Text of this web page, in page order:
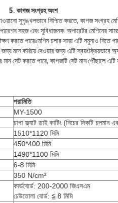
5. কাগজ সংগ্রহ অংশ
সুশৃঙ্খলভাবে নিশ্চিত করতে, কাগজ সংগ্রহ
সহজ এবং সুবিধাজনক. অপারেটর মেশিনের
করতে পারে৷মেশিন চলার সময় এটি নমুনাও
মনে করিয়ে দেওয়ার জন্য এটি স্বয়ংক্রিয়ভাবে
সেট করতে পারে, কাগজটি সেট মান পৌঁছালে এটি
পরামিতি
MY-1500
চাপা ফ্ল্যাট ডাই কাটিং (নিচের দিকটি চলমান
1510*1120 মিমি
450*400 মিমি
1490*1100 মিমি
6-8 মিমি
350 N/cm²
কার্ডবোর্ড: 200-2000 জিএসএম
ঢেউতোলা বোর্ড: ≦ 8 মিমি